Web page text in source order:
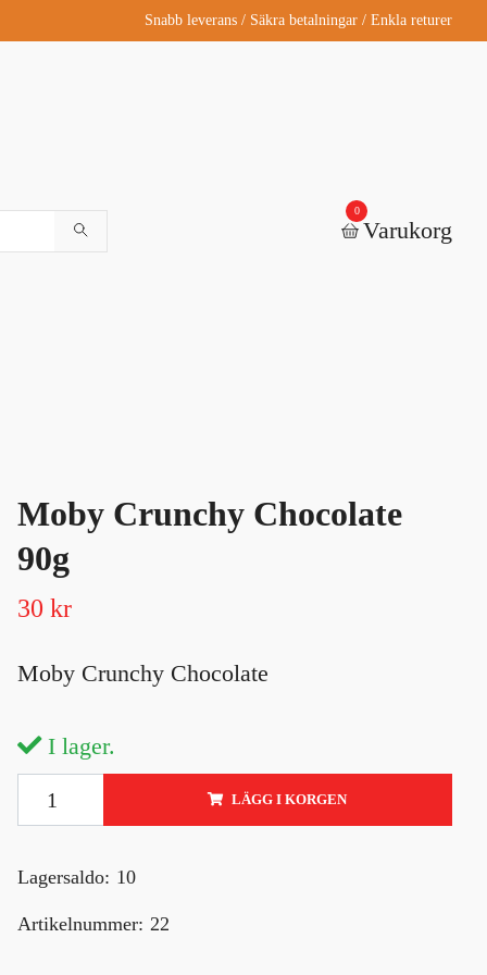
Snabb leverans / Säkra betalningar / Enkla returer
0
Varukorg
Moby Crunchy Chocolate
90g
30 kr
Moby Crunchy Chocolate
I lager.
LÄGG I KORGEN
Lagersaldo: 10
Artikelnummer: 22